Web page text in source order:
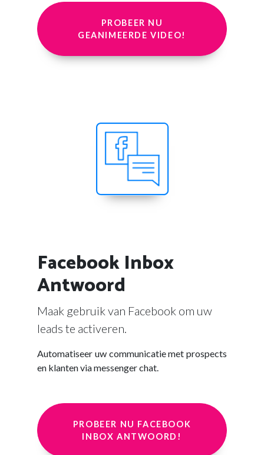
PROBEER NU
GEANIMEERDE VIDEO!
Facebook Inbox
Antwoord
Maak gebruik van Facebook om uw
leads te activeren.
Automatiseer uw communicatie met prospects
en klanten via messenger chat.
PROBEER NU FACEBOOK
INBOX ANTWOORD!